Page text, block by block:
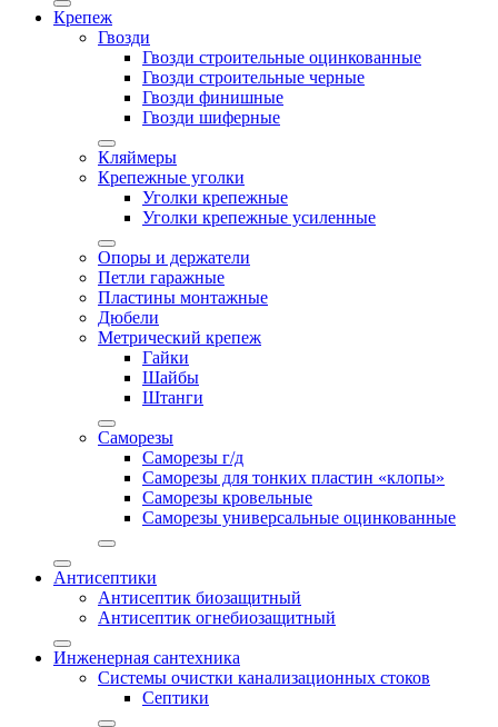
Крепеж
Гвозди
Гвозди строительные оцинкованные
Гвозди строительные черные
Гвозди финишные
Гвозди шиферные
Кляймеры
Крепежные уголки
Уголки крепежные
Уголки крепежные усиленные
Опоры и держатели
Петли гаражные
Пластины монтажные
Дюбели
Метрический крепеж
Гайки
Шайбы
Штанги
Саморезы
Саморезы г/д
Саморезы для тонких пластин «клопы»
Саморезы кровельные
Саморезы универсальные оцинкованные
Антисептики
Антисептик биозащитный
Антисептик огнебиозащитный
Инженерная сантехника
Системы очистки канализационных стоков
Септики